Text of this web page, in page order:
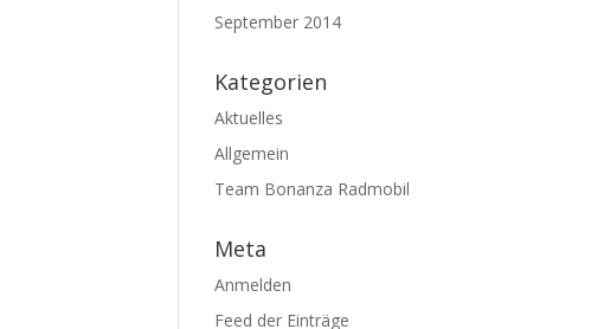
September 2014
Kategorien
Aktuelles
Allgemein
Team Bonanza Radmobil
Meta
Anmelden
Feed der Einträge